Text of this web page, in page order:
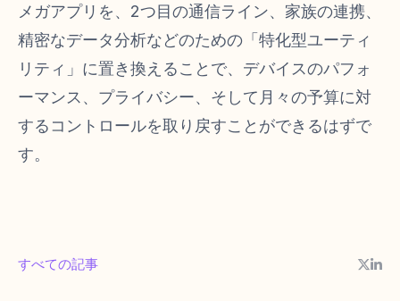
メガアプリを、2つ目の通信ライン、家族の連携、
精密なデータ分析などのための「特化型ユーティ
リティ」に置き換えることで、デバイスのパフォ
ーマンス、プライバシー、そして月々の予算に対
するコントロールを取り戻すことができるはずで
す。
すべての記事